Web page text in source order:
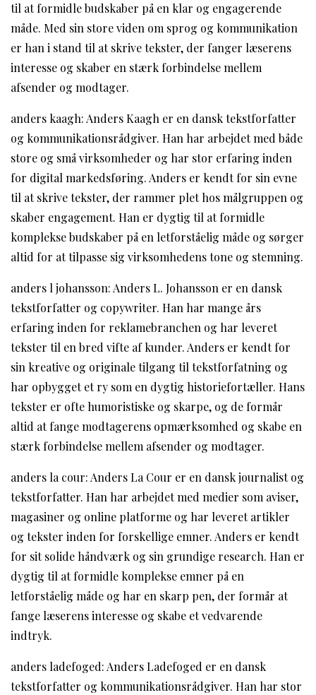
til at formidle budskaber på en klar og engagerende
måde. Med sin store viden om sprog og kommunikation
er han i stand til at skrive tekster, der fanger læserens
interesse og skaber en stærk forbindelse mellem
afsender og modtager.
anders kaagh: Anders Kaagh er en dansk tekstforfatter
og kommunikationsrådgiver. Han har arbejdet med både
store og små virksomheder og har stor erfaring inden
for digital markedsføring. Anders er kendt for sin evne
til at skrive tekster, der rammer plet hos målgruppen og
skaber engagement. Han er dygtig til at formidle
komplekse budskaber på en letforståelig måde og sørger
altid for at tilpasse sig virksomhedens tone og stemning.
anders l johansson: Anders L. Johansson er en dansk
tekstforfatter og copywriter. Han har mange års
erfaring inden for reklamebranchen og har leveret
tekster til en bred vifte af kunder. Anders er kendt for
sin kreative og originale tilgang til tekstforfatning og
har opbygget et ry som en dygtig historiefortæller. Hans
tekster er ofte humoristiske og skarpe, og de formår
altid at fange modtagerens opmærksomhed og skabe en
stærk forbindelse mellem afsender og modtager.
anders la cour: Anders La Cour er en dansk journalist og
tekstforfatter. Han har arbejdet med medier som aviser,
magasiner og online platforme og har leveret artikler
og tekster inden for forskellige emner. Anders er kendt
for sit solide håndværk og sin grundige research. Han er
dygtig til at formidle komplekse emner på en
letforståelig måde og har en skarp pen, der formår at
fange læserens interesse og skabe et vedvarende
indtryk.
anders ladefoged: Anders Ladefoged er en dansk
tekstforfatter og kommunikationsrådgiver. Han har stor